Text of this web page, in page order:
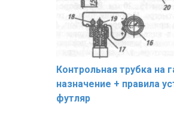
Контрольная трубка на
назначение + правила
футляр